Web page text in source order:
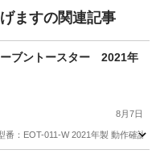
ますの関連記事
ブントースター 2021年
8月7日
：EOT-011-W 2021年製 動作確